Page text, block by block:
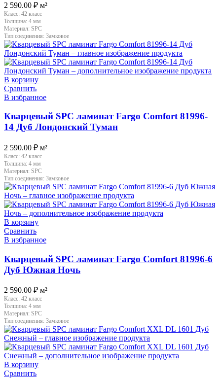
2 590.00 ₽ м²
Класс: 42 класс
Толщина: 4 мм
Материал: SPC
Тип соединения: Замковое
В корзину
Сравнить
В избранное
Кварцевый SPC ламинат Fargo Comfort 81996-
14 Дуб Лондонский Туман
2 590.00 ₽ м²
Класс: 42 класс
Толщина: 4 мм
Материал: SPC
Тип соединения: Замковое
В корзину
Сравнить
В избранное
Кварцевый SPC ламинат Fargo Comfort 81996-6
Дуб Южная Ночь
2 590.00 ₽ м²
Класс: 42 класс
Толщина: 4 мм
Материал: SPC
Тип соединения: Замковое
В корзину
Сравнить